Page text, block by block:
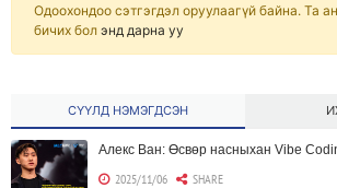
Одоохондоо сэтгэгдэл оруулаагүй байна. Та
бичих бол энд дарна уу
СҮҮЛД НЭМЭГДСЭН
Алекс Ван: Өсвөр насныхан Vibe
2025/11/06 SHARE